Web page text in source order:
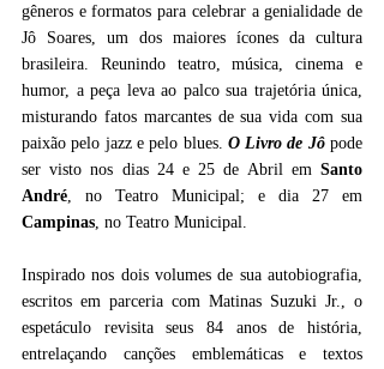
gêneros e formatos para celebrar a genialidade de
Jô Soares, um dos maiores ícones da cultura
brasileira. Reunindo teatro, música, cinema e
humor, a peça leva ao palco sua trajetória única,
misturando fatos marcantes de sua vida com sua
paixão pelo jazz e pelo blues. O Livro de Jô pode
ser visto nos dias 24 e 25 de Abril em Santo
André
Campinas , no Teatro Municipal.
Inspirado nos dois volumes de sua autobiografia,
escritos em parceria com Matinas Suzuki Jr., o
espetáculo revisita seus 84 anos de história,
entrelaçando canções emblemáticas e textos